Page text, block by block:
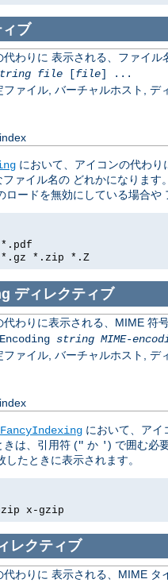
ブ
代わりに 表示される、ファイル
file[file] ...
ファイル, バーチャルホスト, デ
において、アイコンの代わり
ァイル名の どれかになります
ードを無効にしている場合や
*.gz *.zip *.Z
ディレクティブ
代わりに表示される、MIME 符
string MIME-
ファイル, バーチャルホスト, デ
FancyIndexing において、アイ
きは、引用符 (" か ') で囲む必
たときに表示されます。
x-gzip
レクティブ
代わりに 表示される、MIME タ